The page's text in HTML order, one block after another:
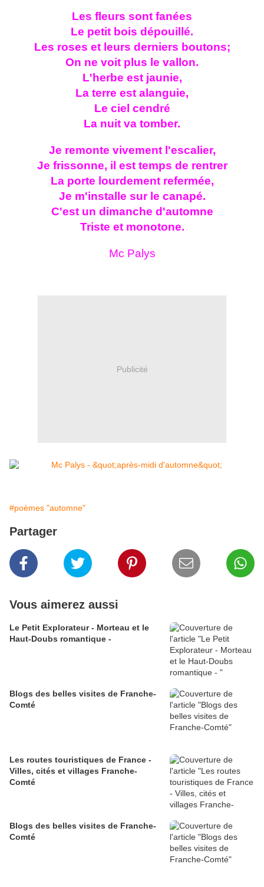
Les fleurs sont fanées
Le petit bois dépouillé.
Les roses et leurs derniers boutons;
On ne voit plus le vallon.
L'herbe est jaunie,
La terre est alanguie,
Le ciel cendré
La nuit va tomber.
Je remonte vivement l'escalier,
Je frissonne, il est temps de rentrer
La porte lourdement refermée,
Je m'installe sur le canapé.
C'est un dimanche d'automne
Triste et monotone.
Mc Palys
Publicité
#poèmes "automne"
Partager
Vous aimerez aussi
Le Petit Explorateur - Morteau et le
Haut-Doubs romantique -
Blogs des belles visites de Franche-
Comté
Les routes touristiques de France -
Villes, cités et villages Franche-
Comté
Blogs des belles visites de Franche-
Comté